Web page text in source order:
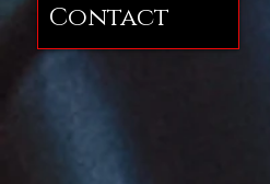
Contact